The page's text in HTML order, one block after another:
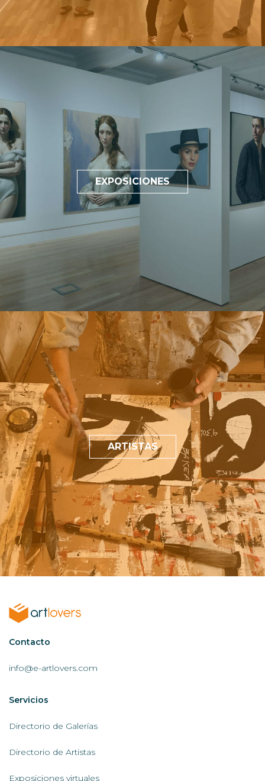
EXPOSICIONES
ARTISTAS
Contactar
AL
Contacto
info@e-artlovers.com
Servicios
AL
Servicios
Directorio de Galerías
Directorio de Artistas
Exposiciones virtuales